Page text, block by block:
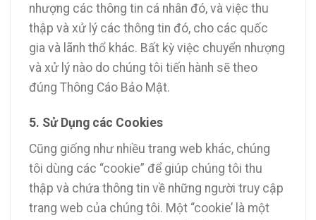
nhượng các thông tin cá nhân đó, và việc thu
thập và xử lý các thông tin đó, cho các quốc
gia và lãnh thổ khác. Bất kỳ việc chuyển nhượng
và xử lý nào do chúng tôi tiến hành sẽ theo
đúng Thông Cáo Bảo Mật.
5. Sử Dụng các Cookies
Cũng giống như nhiều trang web khác, chúng
tôi dùng các “cookie” để giúp chúng tôi thu
thập và chứa thông tin về những người truy cập
trang web của chúng tôi. Một “cookie’ là một